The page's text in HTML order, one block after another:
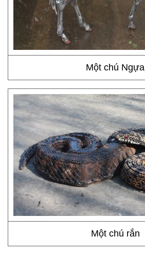
Một chú Ngựa
Một chú rắn